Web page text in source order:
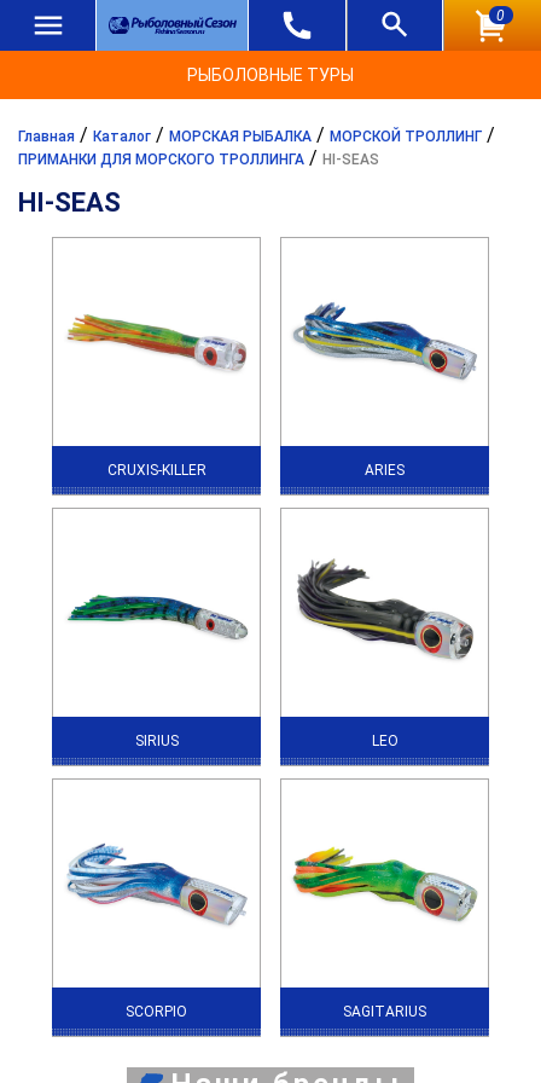
0
РЫБОЛОВНЫЕ ТУРЫ
Главная / Каталог / МОРСКАЯ РЫБАЛКА / МОРСКОЙ ТРОЛЛИНГ /
ПРИМАНКИ ДЛЯ МОРСКОГО ТРОЛЛИНГА / HI-SEAS
HI-SEAS
CRUXIS-KILLER ARIES
SIRIUS LEO
SCORPIO SAGITARIUS